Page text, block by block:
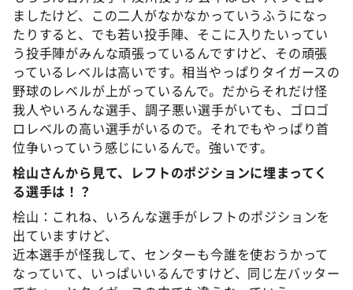
ましたけど、この二人がなかなかっていうふうになっ
たりすると、でも若い投手陣、そこに入りたいってい
う投手陣がみんな頑張っているんですけど、その頑張
っているレベルは高いです。相当やっぱりタイガースの
野球のレベルが上がっているんで。だからそれだけ怪
我人やいろんな選手、調子悪い選手がいても、ゴロゴ
ロレベルの高い選手がいるので。それでもやっぱり首
位争いっていう感じにいるんで。強いです。
桧山さんから見て、レフトのポジションに埋まってく
る選手は！？
桧山：これね、いろんな選手がレフトのポジションを
出ていますけど、
近本選手が怪我して、センターも今誰を使おうかって
なっていて、いっぱいいるんですけど、同じ左バッター